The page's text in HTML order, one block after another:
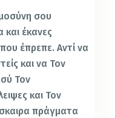
σου
και έκανες
έπρεπε. Αντί να
και να Τον
Τον
και Τον
πράγματα